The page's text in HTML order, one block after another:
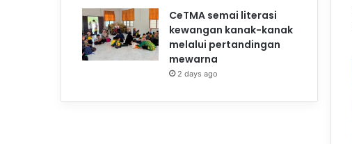
CeTMA semai literasi
kewangan kanak-kanak
melalui pertandingan
mewarna
2 days ago